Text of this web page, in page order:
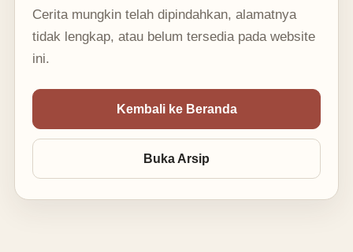
Cerita mungkin telah dipindahkan, alamatnya
tidak lengkap, atau belum tersedia pada website
ini.
Kembali ke Beranda
Buka Arsip